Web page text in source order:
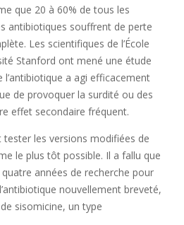
que 20 à 60% de tous les
antibiotiques souffrent de perte
Les scientifiques de l’École
Stanford ont mené une étude
l’antibiotique a agi efficacement
de provoquer la surdité ou des
effet secondaire fréquent.
tester les versions modifiées de
le plus tôt possible. Il a fallu que
années de recherche pour
nouvellement breveté,
sisomicine, un type